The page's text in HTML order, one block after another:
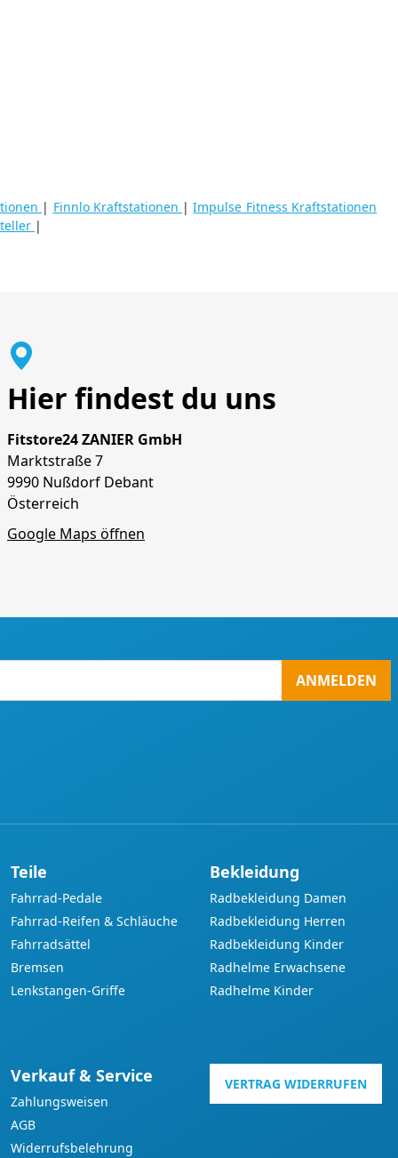
| Finnlo Kraftstationen |Impulse Fitness Kraftstationen
|
Hier findest du uns
Fitstore24 ZANIER GmbH
Marktstraße 7
9990 Nußdorf Debant
Österreich
Google Maps öffnen
ANMELDEN
Teile
Fahrrad-Pedale
Fahrrad-Reifen & Schläuche
Fahrradsättel
Bremsen
Lenkstangen-Griffe
Bekleidung
Radbekleidung Damen
Radbekleidung Herren
Radbekleidung Kinder
Radhelme Erwachsene
Radhelme Kinder
Verkauf & Service
Zahlungsweisen
AGB
Widerrufsbelehrung
VERTRAG WIDERRUFEN